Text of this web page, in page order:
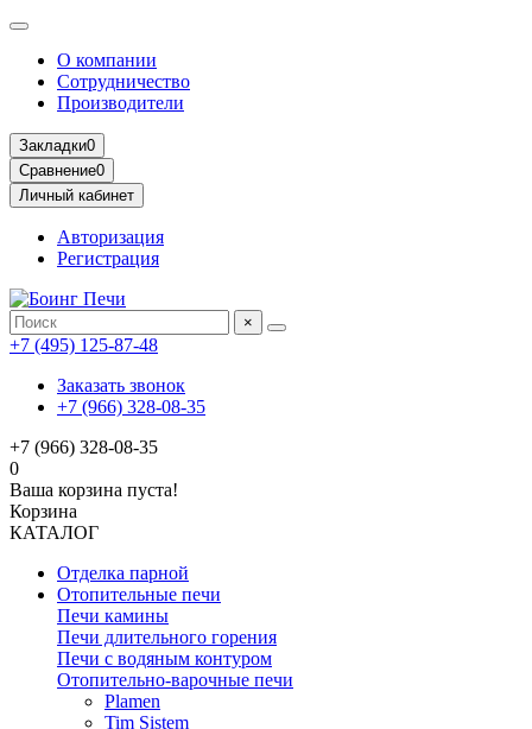
О компании
Сотрудничество
Производители
Закладки0
Сравнение0
Личный кабинет
Авторизация
Регистрация
×
+7 (495) 125-87-48
Заказать звонок
+7 (966) 328-08-35
+7 (966) 328-08-35
0
Ваша корзина пуста!
Корзина
КАТАЛОГ
Отделка парной
Отопительные печи
Печи камины
Печи длительного горения
Печи с водяным контуром
Отопительно-варочные печи
Plamen
Tim Sistem